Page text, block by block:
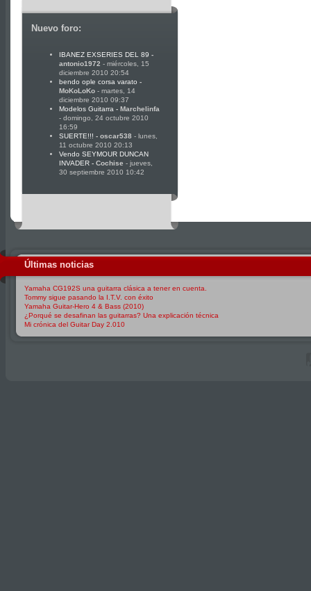
Nuevo foro:
IBANEZ EXSERIES DEL 89 -
antonio1972 - miércoles, 15
diciembre 2010 20:54
bendo ople corsa varato -
MoKoLoKo - martes, 14
diciembre 2010 09:37
Modelos Guitarra - Marchelinfa
- domingo, 24 octubre 2010
16:59
SUERTE!!! - oscar538 - lunes,
11 octubre 2010 20:13
Vendo SEYMOUR DUNCAN
INVADER - Cochise - jueves,
30 septiembre 2010 10:42
Últimas noticias
Yamaha CG192S una guitarra clásica a tener en cuenta.
Tommy sigue pasando la I.T.V. con éxito
Yamaha Guitar-Hero 4 & Bass (2010)
¿Porqué se desafinan las guitarras? Una explicación técnica
Mi crónica del Guitar Day 2.010